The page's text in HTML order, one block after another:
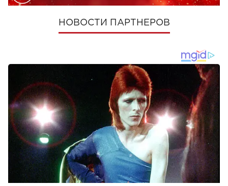
НОВОСТИ ПАРТНЕРОВ